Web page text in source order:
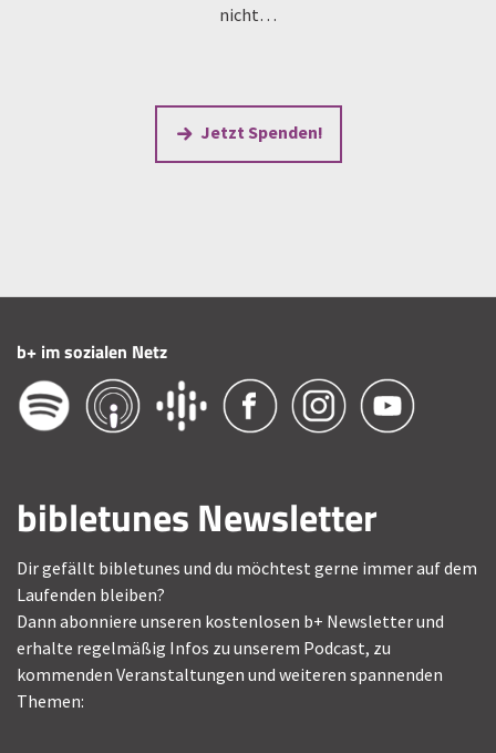
nicht…
Jetzt Spenden!
b+ im sozialen Netz
bibletunes Newsletter
Dir gefällt bibletunes und du möchtest gerne immer auf dem
Laufenden bleiben?
Dann abonniere unseren kostenlosen b+ Newsletter und
erhalte regelmäßig Infos zu unserem Podcast, zu
kommenden Veranstaltungen und weiteren spannenden
Themen: